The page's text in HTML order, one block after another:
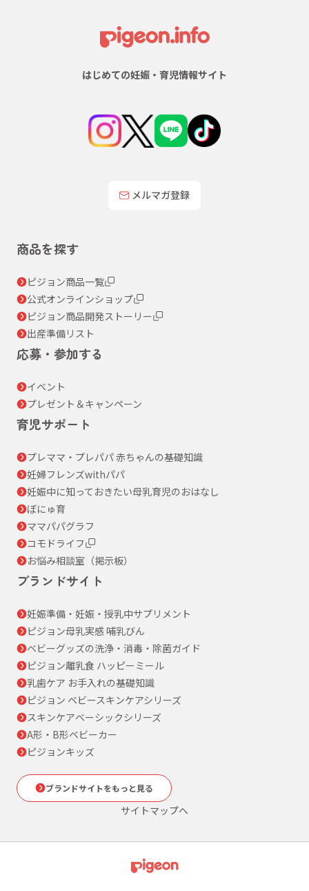
はじめての妊娠・育児情報サイト
メルマガ登録
商品を探す
ピジョン商品一覧
公式オンラインショップ
ピジョン商品開発ストーリー
出産準備リスト
応募・参加する
イベント
プレゼント＆キャンペーン
育児サポート
プレママ・プレパパ 赤ちゃんの基礎知識
妊婦フレンズwithパパ
妊娠中に知っておきたい母乳育児のおはなし
ぼにゅ育
ママパパグラフ
コモドライフ
お悩み相談室（掲示板）
ブランドサイト
妊娠準備・妊娠・授乳中サプリメント
ピジョン母乳実感 哺乳びん
ベビーグッズの洗浄・消毒・除菌ガイド
ピジョン離乳食 ハッピーミール
乳歯ケア お手入れの基礎知識
ピジョン ベビースキンケアシリーズ
スキンケアベーシックシリーズ
A形・B形ベビーカー
ピジョンキッズ
ブランドサイトをもっと見る
サイトマップへ